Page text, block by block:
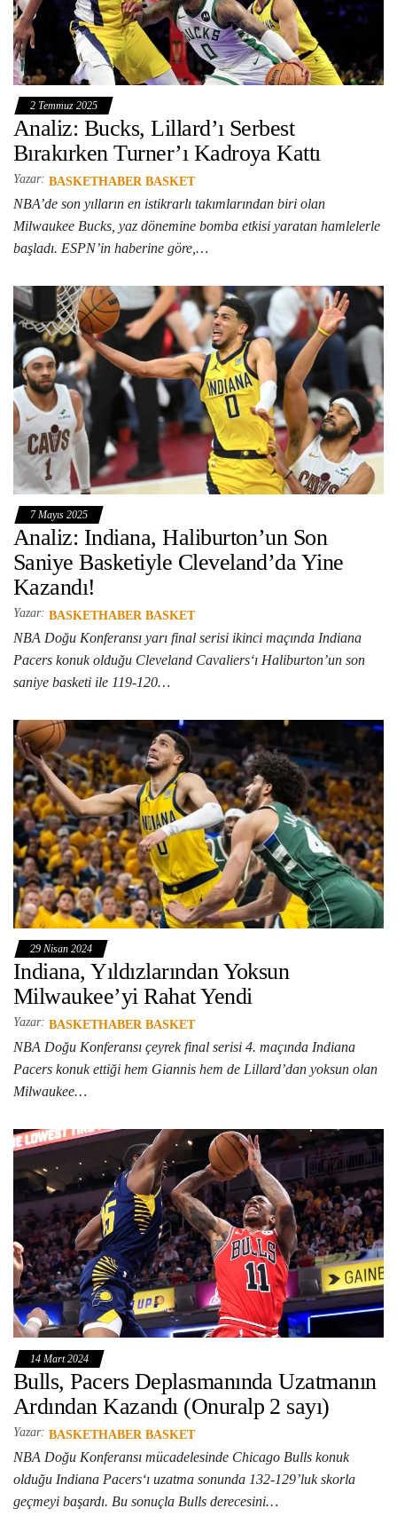
2 Temmuz 2025
Analiz: Bucks, Lillard’ı Serbest
Bırakırken Turner’ı Kadroya Kattı
Yazar: BASKETHABER BASKET
NBA’de son yılların en istikrarlı takımlarından biri olan
Milwaukee Bucks, yaz dönemine bomba etkisi yaratan hamlelerle
başladı. ESPN’in haberine göre,…
7 Mayıs 2025
Analiz: Indiana, Haliburton’un Son
Saniye Basketiyle Cleveland’da Yine
Kazandı!
Yazar: BASKETHABER BASKET
NBA Doğu Konferansı yarı final serisi ikinci maçında Indiana
Pacers konuk olduğu Cleveland Cavaliers‘ı Haliburton’un son
saniye basketi ile 119-120…
29 Nisan 2024
Indiana, Yıldızlarından Yoksun
Milwaukee’yi Rahat Yendi
Yazar: BASKETHABER BASKET
NBA Doğu Konferansı çeyrek final serisi 4. maçında Indiana
Pacers konuk ettiği hem Giannis hem de Lillard’dan yoksun olan
Milwaukee…
14 Mart 2024
Bulls, Pacers Deplasmanında Uzatmanın
Ardından Kazandı (Onuralp 2 sayı)
Yazar: BASKETHABER BASKET
NBA Doğu Konferansı mücadelesinde Chicago Bulls konuk
olduğu Indiana Pacers‘ı uzatma sonunda 132-129’luk skorla
geçmeyi başardı. Bu sonuçla Bulls derecesini…